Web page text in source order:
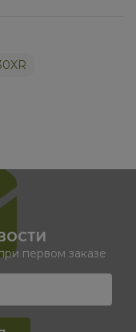
первом заказе